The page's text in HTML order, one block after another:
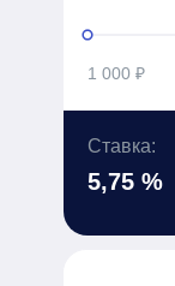
1 000 ₽
Ставка:
5,75 %